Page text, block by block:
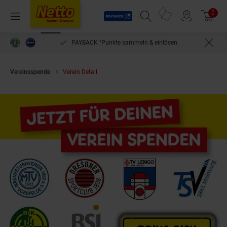
Menü
Payback
Suchfeld einblenden
Prospekte 0
PAYBACK °Punkte sammeln & einlösen
Vereinsspende Verein Detail